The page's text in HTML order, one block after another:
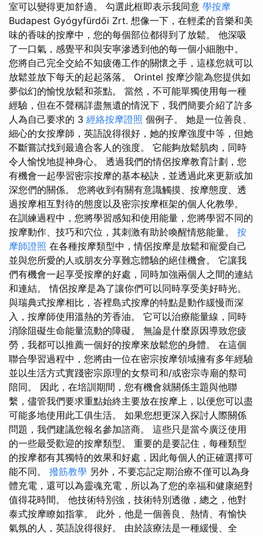
室可以變得更加舒適。 勾選此框即表示我同意 學按摩
Budapest Gyógyfürdői Zrt. 想像一下，在輕柔的音樂和美
味的香味的按摩中，您的每個部位都得到了放鬆。 他深吸
了一口氣，感覺平和與安寧滲透到他的每一個小細胞中。
您將自己完全交給不知疲倦工作的關懷之手，這樣您就可以
放鬆並放下每天的起起落落。 Orintel 按摩沙龍為您提供如
夢似幻的愉悅放鬆和茶點。 當然，不可能單獨使用每一種
經驗，但在不聲稱詳盡無遺的情況下，我們簡要介紹了許多
人為自己要求的 3 經絡按摩證照 個例子。 她是一位善良、
細心的女按摩師，英語說得很好，她的按摩強度中等，但她
不斷嘗試找到最適合客人的強度。 它能夠放鬆肌肉，同時
令人愉悅地提神身心。 透過我們的情侶按摩教育計劃，您
有機會一起學習密宗按摩的基本秘訣，並透過此來更新或加
深您們的關係。 您將收到有關有意識觸摸、按摩態度、透
過按摩相互對待的態度以及密宗按摩框架的個人化教學。
在訓練過程中，您將學習感知和使用能量，您將學習不同的
按摩動作、技巧和穴位，其刺激有助於喚醒情慾能量。 按
摩師證照 在各種按摩類型中，情侶按摩是放鬆和寵愛自己
並與您所愛的人或朋友分享難忘體驗的絕佳機會。 它讓我
們有機會一起享受按摩的好處，同時加強兩個人之間的連結
和連結。 情侶按摩是為了讓你們可以同時享受美好時光。
與瑞典式按摩相比，峇裡島式按摩的特點是動作緩慢而深
入，按摩師使用溫熱的芳香油。 它可以治療能量線，同時
消除阻礙生命能量流動的障礙。 無論是什麼原因導致您疲
勞，我都可以推薦一個好的按摩來放鬆您的身體。 在這個
聯合學習過程中，您將由一位在密宗按摩領域擁有多年經驗
並以生活方式實踐密宗原理的女祭司和/或密宗寺廟的祭司
陪同。 因此，在培訓期間，您有機會就關係主題與他聯
繫，儘管我們要求重點始終主要放在按摩上，以便您可以盡
可能多地使用此工俱生活。 如果您想更深入探討人際關係
問題，我們建議您報名參加諮商。 這些只是當今廣泛使用
的一些最受歡迎的按摩類型。 重要的是要記住，每種類型
的按摩都有其獨特的效果和好處，因此每個人的正確選擇可
能不同。 撥筋教學 另外，不要忘記定期治療不僅可以為身
體充電，還可以為靈魂充電，所以為了您的幸福和健康絕對
值得花時間。 他技術特別強，技術特別透徹，總之，他對
泰式按摩瞭如指掌。 此外，他是一個善良、熱情、有愉快
氣氛的人，英語說得很好。 由於該療法是一種緩慢、全